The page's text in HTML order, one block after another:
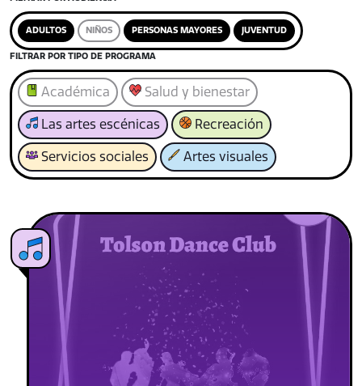
ADULTOS NIÑOS PERSONAS MAYORES JUVENTUD
FILTRAR POR TIPO DE PROGRAMA
Académica Salud y bienestar
Las artes escénicas Recreación
Servicios sociales Artes visuales